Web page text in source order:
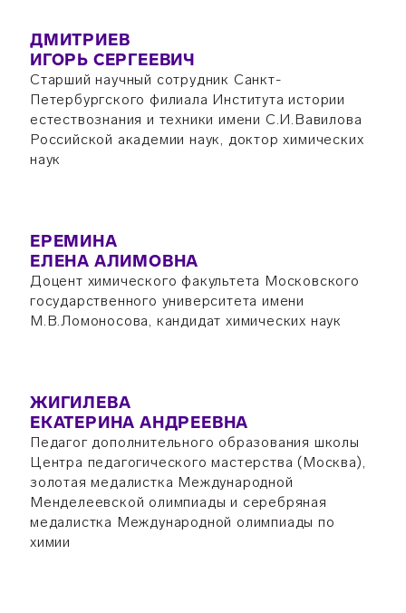
ДМИТРИЕВ
ИГОРЬ СЕРГЕЕВИЧ
Старший научный сотрудник Санкт-
Петербургского филиала Института истории
естествознания и техники имени С.И.Вавилова
Российской академии наук, доктор химических
наук
ЕРЕМИНА
ЕЛЕНА АЛИМОВНА
Доцент химического факультета Московского
государственного университета имени
М.В.Ломоносова, кандидат химических наук
ЖИГИЛЕВА
ЕКАТЕРИНА АНДРЕЕВНА
Педагог дополнительного образования школы
Центра педагогического мастерства (Москва),
золотая медалистка Международной
Менделеевской олимпиады и серебряная
медалистка Международной олимпиады по
химии